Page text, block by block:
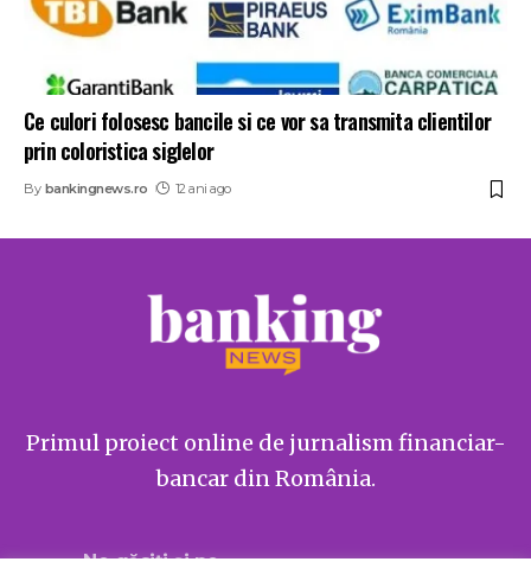
Ce culori folosesc bancile si ce vor sa transmita clientilor
prin coloristica siglelor
By bankingnews.ro 12 ani ago
Primul proiect online de jurnalism financiar-
bancar din România.
Ne găsiți și pe